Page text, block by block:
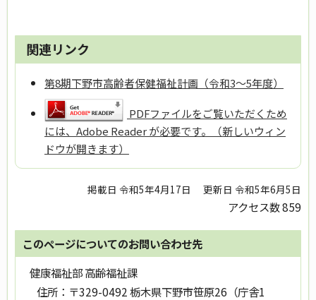
関連リンク
第8期下野市高齢者保健福祉計画（令和3～5年度）
PDFファイルをご覧いただくため
には、Adobe Reader が必要です。（新しいウィン
ドウが開きます）
掲載日 令和5年4月17日 更新日 令和5年6月5日
アクセス数859
このページについてのお問い合わせ先
健康福祉部 高齢福祉課
住所： 〒329-0492 栃木県下野市笹原26（庁舎1